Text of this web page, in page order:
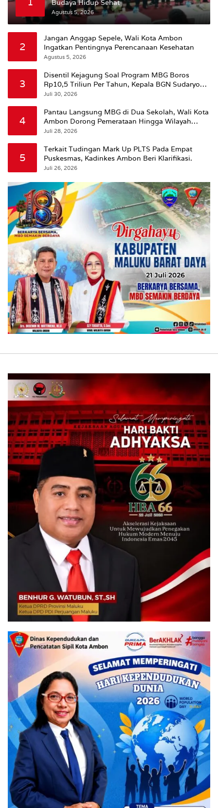
Budaya Hidup Sehat
Agustus 5, 2026
2
Jangan Anggap Sepele, Wali Kota Ambon
Ingatkan Pentingnya Perencanaan Kesehatan
Agustus 5, 2026
3
Disentil Kejagung Soal Program MBG Boros
Rp10,5 Triliun Per Tahun, Kepala BGN Sudaryono
Beri Penjelasan
Juli 30, 2026
4
Pantau Langsung MBG di Dua Sekolah, Wali Kota
Ambon Dorong Pemerataan Hingga Wilayah
Leitimur Selatan
Juli 28, 2026
5
Terkait Tudingan Mark Up PLTS Pada Empat
Puskesmas, Kadinkes Ambon Beri Klarifikasi.
Juli 26, 2026